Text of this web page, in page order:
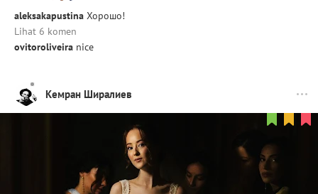
aleksakapustina Хорошо!
Lihat 6 komen
ovitoroliveira nice
Кемран Ширалиев